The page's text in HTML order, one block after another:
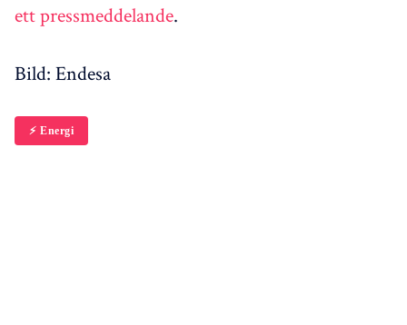
ett pressmeddelande.
Bild: Endesa
⚡️ Energi